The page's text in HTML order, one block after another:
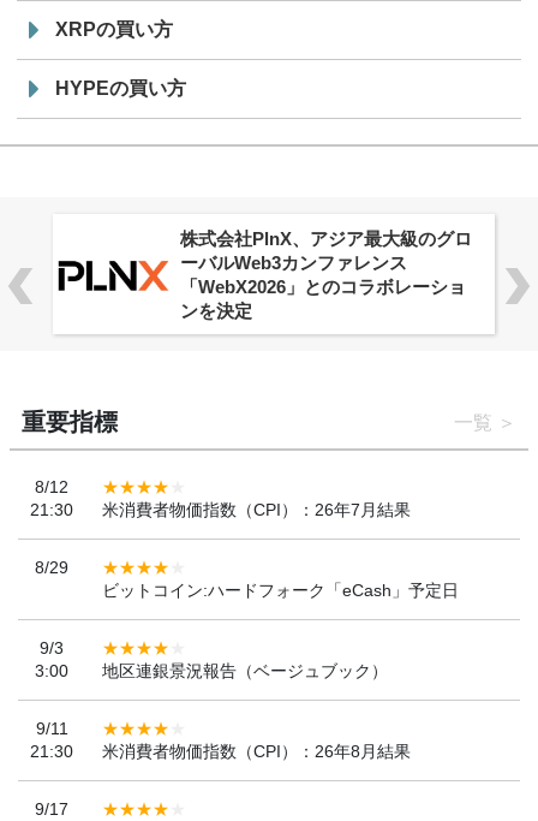
XRPの買い方
HYPEの買い方
株式会社PlnX、アジア最大級のグロ
ーバルWeb3カンファレンス
「WebX2026」とのコラボレーショ
ンを決定
重要指標 一覧
8/12
21:30
米消費者物価指数（CPI）：26年7月結果
8/29
ビットコイン:ハードフォーク「eCash」予定日
9/3
3:00
地区連銀景況報告（ベージュブック）
9/11
21:30
米消費者物価指数（CPI）：26年8月結果
9/17